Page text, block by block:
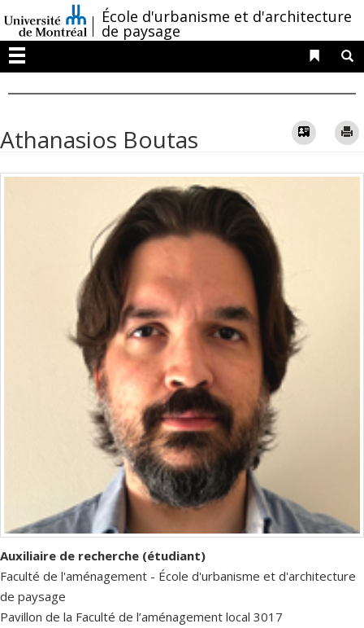
au
contenu
/École d'urbanisme et d'architecture
de paysage
Menu
Liens
Athanasios Boutas Vcard
Auxiliaire de recherche (étudiant)
Faculté de l'aménagement - École d'urbanisme et d'architecture
de paysage
Pavillon de la Faculté de l’aménagement local 3017